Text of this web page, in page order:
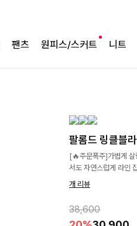
팬츠 원피스/스커트 니트
팔롬드 링클블
[🔥주문폭주]가볍게
서도 자연스럽게 라인
개 리뷰
38,600